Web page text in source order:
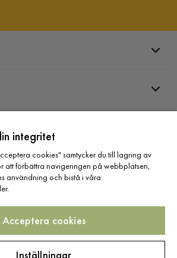
Följ oss
integritet
cookies" samtycker du till lagring av
att förbättra navigeringen på webbplatsen,
användning och bistå i våra
Acceptera cookies
Inställningar